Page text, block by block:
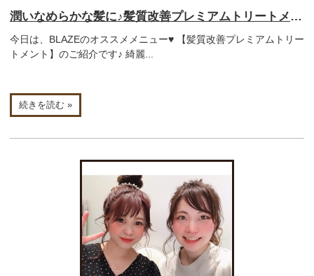
潤いなめらかな髪に♪髪質改善プレミアムトリートメント♥BLAZEけいこ♥【小倉南区守恒美容室】
今日は、BLAZEのオススメメニュー♥ 【髪質改善プレミアムトリー
トメント】のご紹介です♪ 綺麗...
続きを読む »